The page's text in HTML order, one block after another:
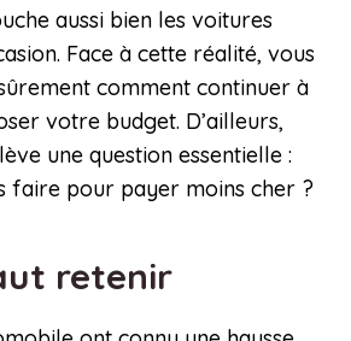
aussi bien les voitures
Face à cette réalité, vous
comment continuer à
votre budget. D’ailleurs,
une question essentielle :
faire pour payer moins cher ?
retenir